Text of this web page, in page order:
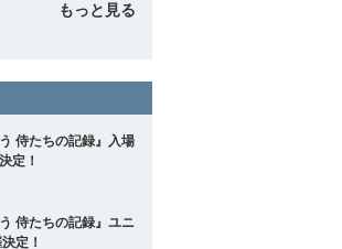
もっと見る
侍たちの記録』入場
定！
侍たちの記録』ユニ
定！